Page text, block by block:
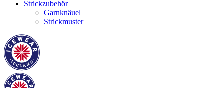
Strickzubehör
Garnknäuel
Strickmuster